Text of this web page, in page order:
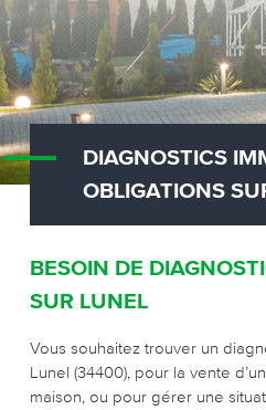
DIAGNOSTICS
OBLIGATIONS
BESOIN DE
SUR LUNEL
Vous souhaitez trouver un
Lunel (34400), pour la vente
maison, ou pour gérer une